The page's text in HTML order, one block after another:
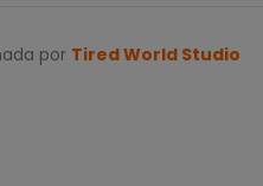
por Tired World Studio